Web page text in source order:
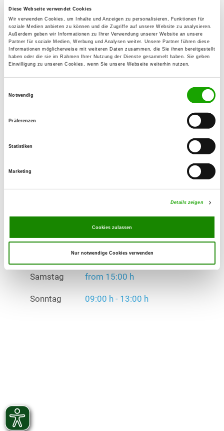
Diese Webseite verwendet Cookies
Wir verwenden Cookies, um Inhalte und Anzeigen zu personalisieren, Funktionen für
soziale Medien anbieten zu können und die Zugriffe auf unsere Website zu analysieren.
Außerdem geben wir Informationen zu Ihrer Verwendung unserer Website an unsere
Partner für soziale Medien, Werbung und Analysen weiter. Unsere Partner führen diese
Informationen möglicherweise mit weiteren Daten zusammen, die Sie ihnen bereitgestellt
haben oder die sie im Rahmen Ihrer Nutzung der Dienste gesammelt haben. Sie geben
Einwilligung zu unseren Cookies, wenn Sie unsere Webseite weiterhin nutzen.
Notwendig
Präferenzen
Statistiken
Marketing
Details zeigen
Cookies zulassen
Nur notwendige Cookies verwenden
Übungsplatz:
An der kleinen Wiese
79650 Schopfheim
Handy:
E-Mail:
Mittwoch
Übungszeiten im Winter:
18:00 h - 22:00 h
Samstag from 15:00 h
Sonntag 09:00 h - 13:00 h